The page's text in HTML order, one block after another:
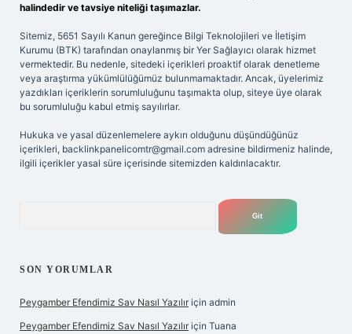
halindedir ve tavsiye niteliği taşımazlar.
Sitemiz, 5651 Sayılı Kanun gereğince Bilgi Teknolojileri ve İletişim
Kurumu (BTK) tarafından onaylanmış bir Yer Sağlayıcı olarak hizmet
vermektedir. Bu nedenle, sitedeki içerikleri proaktif olarak denetleme
veya araştırma yükümlülüğümüz bulunmamaktadır. Ancak, üyelerimiz
yazdıkları içeriklerin sorumluluğunu taşımakta olup, siteye üye olarak
bu sorumluluğu kabul etmiş sayılırlar.
Hukuka ve yasal düzenlemelere aykırı olduğunu düşündüğünüz
içerikleri, backlinkpanelicomtr@gmail.com adresine bildirmeniz halinde,
ilgili içerikler yasal süre içerisinde sitemizden kaldırılacaktır.
SON YORUMLAR
Peygamber Efendimiz Sav Nasıl Yazılır için admin
Peygamber Efendimiz Sav Nasıl Yazılır için Tuana